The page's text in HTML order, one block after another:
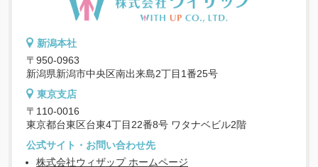
新潟本社
〒950-0963
新潟県新潟市中央区南出来島2丁目1番25号
東京支店
〒110-0016
東京都台東区台東4丁目22番8号 ワタナベビル2階
公式サイト・お問い合わせ先
株式会社ウィザップ ホームページ